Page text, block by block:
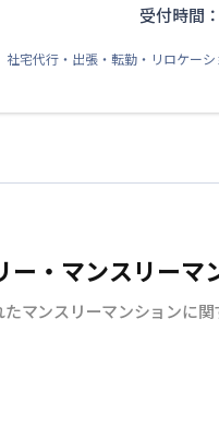
受付時間
社宅代行・出張・転勤・リロケー
ー・マンスリーマ
マンスリーマンションに関